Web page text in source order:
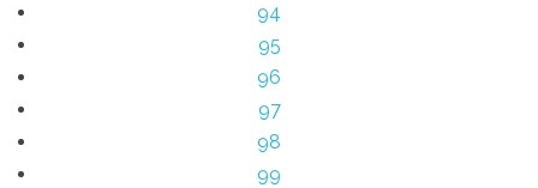
94
95
96
97
98
99